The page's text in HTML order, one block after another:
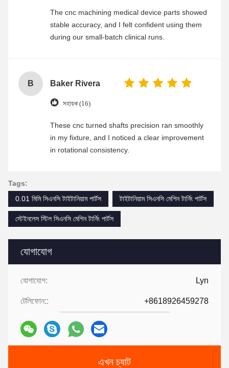
যোগাযোগ
যোগাযোগ: Lyn
টেলিফোন:: +8618926459278
এখন চ্যাট
The cnc machining medical device parts showed
stable accuracy, and I felt confident using them
during our small-batch clinical runs.
B Baker Rivera
সহায়ক (16)
These cnc turned shafts precision ran smoothly
in my fixture, and I noticed a clear improvement
in rotational consistency.
Tags:
0.01 মিমি সিএনসি টাইটানিয়াম পার্টস
টাইটানিয়াম সিএনসি মেশিন টার্নিং পার্টস
স্টেইনলেস স্টিল সিএনসি মেশিন টার্নিং পার্টস